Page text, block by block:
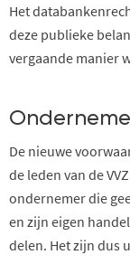
Het
deze publieke
vergaande manier
De nieuwe
de leden van de
ondernemer die
en zijn eigen
delen. Het zijn dus